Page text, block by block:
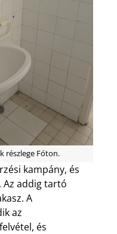
részlege Fóton.
kampány, és
Az addig tartó
A
az
és